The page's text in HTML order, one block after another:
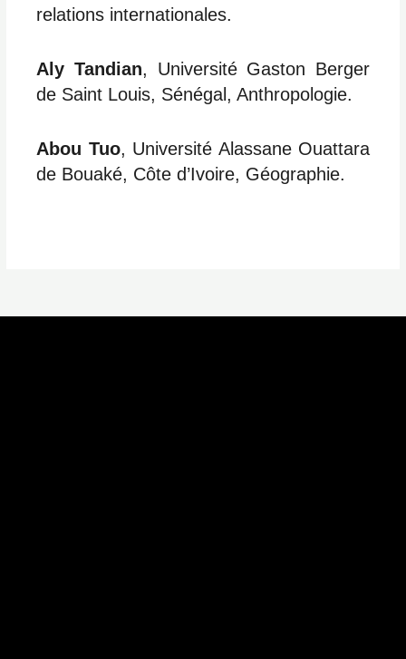
relations internationales.
Aly Tandian, Université Gaston Berger
de Saint Louis, Sénégal, Anthropologie.
Abou Tuo, Université Alassane Ouattara
de Bouaké, Côte d’Ivoire, Géographie.